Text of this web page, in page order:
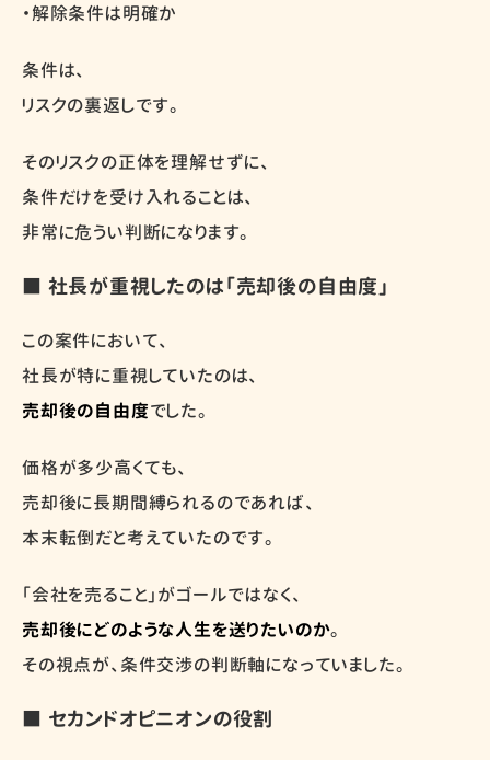
・解除条件は明確か
条件は、
リスクの裏返しです。
そのリスクの正体を理解せずに、
条件だけを受け入れることは、
非常に危うい判断になります。
■ 社長が重視したのは「売却後の自由度」
この案件において、
社長が特に重視していたのは、
売却後の自由度でした。
価格が多少高くても、
売却後に長期間縛られるのであれば、
本末転倒だと考えていたのです。
「会社を売ること」がゴールではなく、
売却後にどのような人生を送りたいのか。
その視点が、条件交渉の判断軸になっていました。
■ セカンドオピニオンの役割